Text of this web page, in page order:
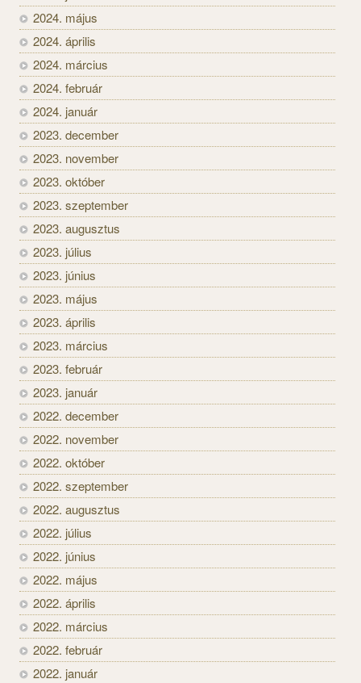
2024. május
2024. április
2024. március
2024. február
2024. január
2023. december
2023. november
2023. október
2023. szeptember
2023. augusztus
2023. július
2023. június
2023. május
2023. április
2023. március
2023. február
2023. január
2022. december
2022. november
2022. október
2022. szeptember
2022. augusztus
2022. július
2022. június
2022. május
2022. április
2022. március
2022. február
2022. január